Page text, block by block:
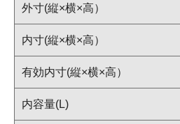
外寸(縦×横×高）
内寸(縦×横×高）
有効内寸(縦×横×高）
内容量(L)